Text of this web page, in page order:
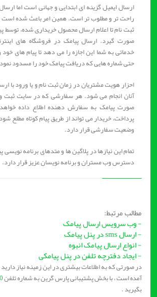
ارسال ایمیل گزینه ای ابتدایی و جهانی است اما ارسال
راحت تر و مطلوب تر است. همین امر باعث شده است تا
ثبت نام تا اعلام ارسال محصول خریداری شده، توسط
صورت گیرد. ارسال پیامک در فروشگاه های
خدماتی به شما این اجازه را می دهد تا پیام های خود
حتی شماره هایی که دریافت پیامک خود را مسدود نموده
احزار هویت مشتریان در زمان ثبت نام و یا ورود با
آنان انجام می شود. هر سفارشی که در سایت ثبت و
صورت پیامک به سفارش دهنده اطلاع داده خواهد
پرداخت، خریدار می تواند از طریق پیام کوتاه مطلع
وضعیت سفارشی قرار دارد.
تمام این نیازها در پلاگین ها و متدهای برنامه نویسی
دسترس وب مستران و برنامه نویسان عزیز قرار دارد.
مطالب مرتبط:
- وب سرویس ارسال پیامک
- ارسال sms در پنل پیامک
- انواع ارسال پیامک انبوه
- ایجاد دفترچه تلفن در پنل پیامکی
در صورتی که به اطلاعات بیشتری در این زمینه نیاز دارید
آمده است ، با بخش پشتیبانی پارس گرین به شماره تلفن
بگیرید .